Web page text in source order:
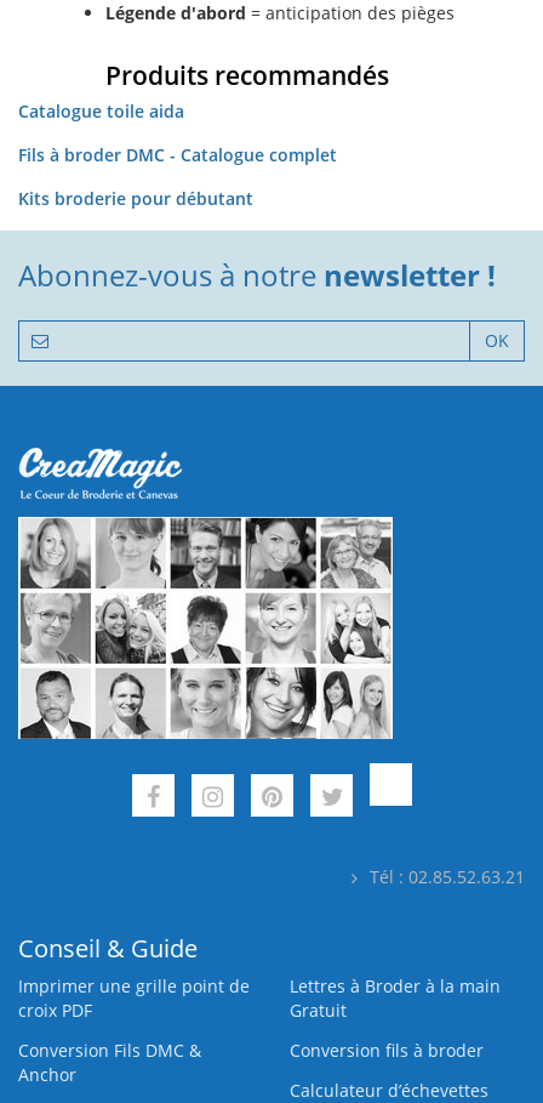
Légende d'abord = anticipation des pièges
Produits recommandés
Catalogue toile aida
Fils à broder DMC - Catalogue complet
Kits broderie pour débutant
Abonnez-vous à notre newsletter !
OK
Tél : 02.85.52.63.21
Conseil & Guide
Imprimer une grille point de
croix PDF
Lettres à Broder à la main
Gratuit
Conversion Fils DMC &
Anchor
Conversion fils à broder
Calculateur d’échevettes